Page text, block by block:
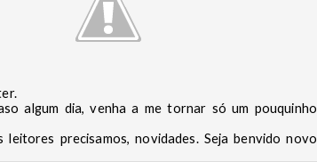
algum dia, venha a me tornar só um pouquinho
precisamos, novidades. Seja benvido novo